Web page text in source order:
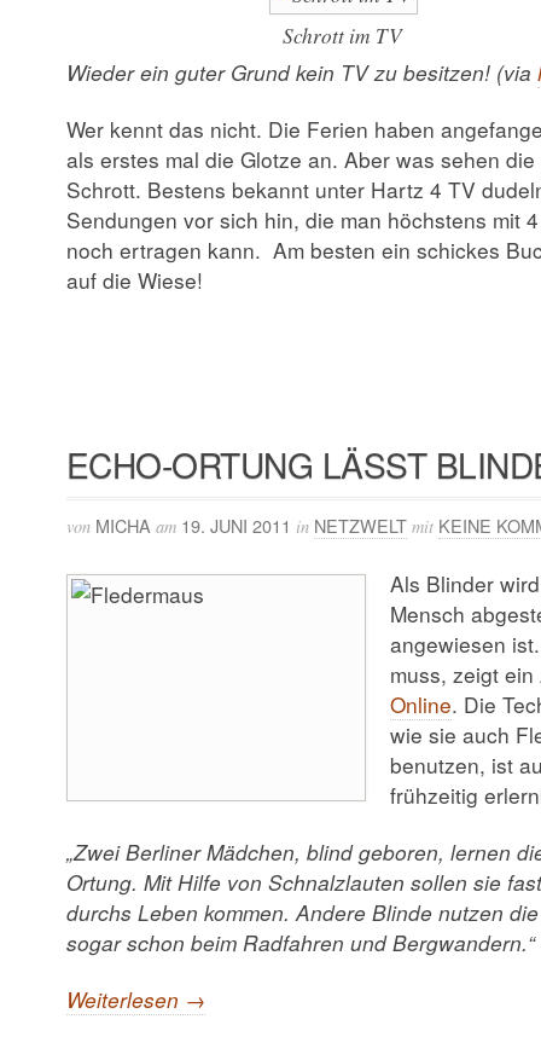
Schrott im TV
Wieder ein guter Grund kein TV zu besitzen! (via
Wer kennt das nicht. Die Ferien haben
als erstes mal die Glotze an. Aber was sehen
Schrott. Bestens bekannt unter Hartz 4 TV
Sendungen vor sich hin, die man höchstens mit
noch ertragen kann. Am besten ein schickes
auf die Wiese!
ECHO-ORTUNG LÄSST
von MICHA am 19. JUNI 2011 in NETZWELT mit KEINE
Als Blinder
Mensch
angewiesen
muss, zeigt
Online. Die
wie sie auch
benutzen, ist
frühzeitig
„Zwei Berliner Mädchen, blind geboren, lernen
Ortung. Mit Hilfe von Schnalzlauten sollen sie
durchs Leben kommen. Andere Blinde nutzen
sogar schon beim Radfahren und Bergwandern.“
Weiterlesen →